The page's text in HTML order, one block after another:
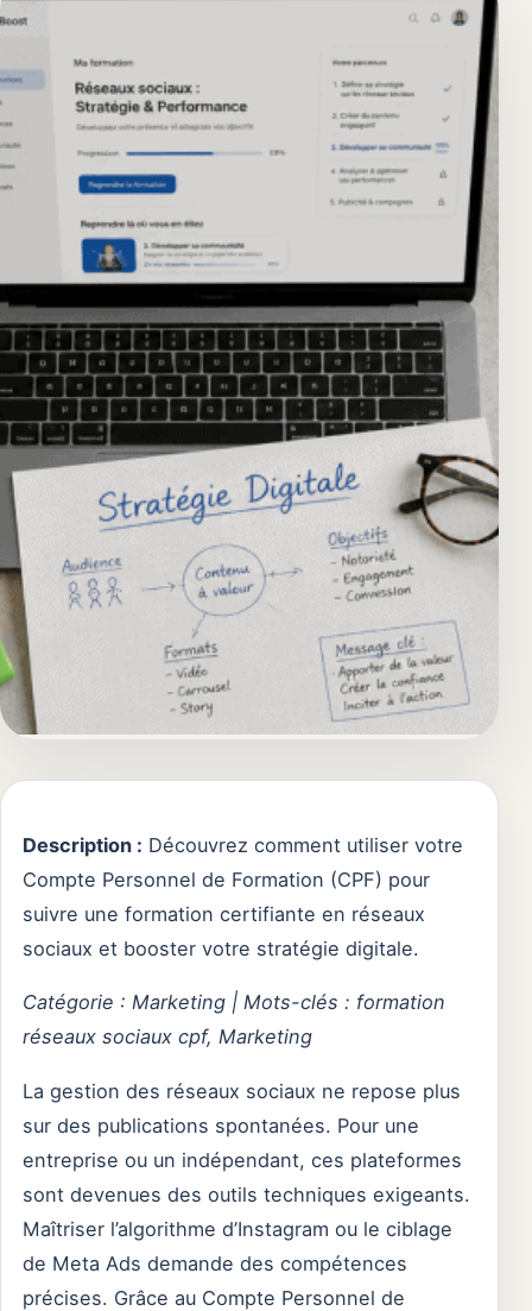
Description : Découvrez comment utiliser votre
Compte Personnel de Formation (CPF) pour
suivre une formation certifiante en réseaux
sociaux et booster votre stratégie digitale.
Catégorie : Marketing | Mots-clés : formation
réseaux sociaux cpf, Marketing
La gestion des réseaux sociaux ne repose plus
sur des publications spontanées. Pour une
entreprise ou un indépendant, ces plateformes
sont devenues des outils techniques exigeants.
Maîtriser l’algorithme d’Instagram ou le ciblage
de Meta Ads demande des compétences
précises. Grâce au Compte Personnel de